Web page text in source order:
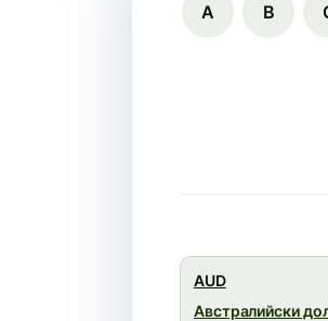
A B
AUD
Австралийски